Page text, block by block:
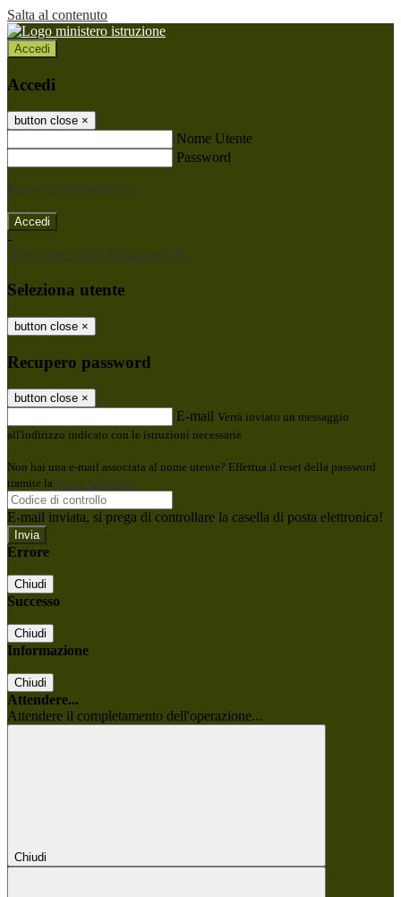
Salta al contenuto
Accedi
Accedi
button close ×
Nome Utente
Password
Password dimenticata?
-
Entra con SPID Entra con CIE
Seleziona utente
button close ×
Recupero password
button close ×
E-mail Verrà inviato un messaggio
all'indirizzo indicato con le istruzioni necessarie.
Non hai una e-mail associata al nome utente? Effettua il reset della password
tramite la Login Spaggiari
E-mail inviata, si prega di controllare la casella di posta elettronica!
Errore
Chiudi
Successo
Chiudi
Informazione
Chiudi
Attendere...
Attendere il completamento dell'operazione...
Chiudi